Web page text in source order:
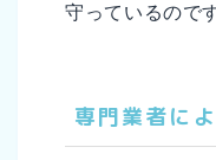
守っているので
専門業者に